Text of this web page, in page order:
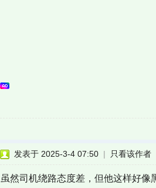
发表于 2025-3-4 07:50 | 只看该作者
虽然司机绕路态度差，但他这样好像